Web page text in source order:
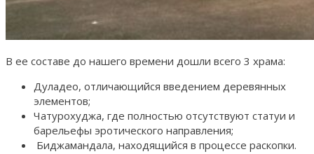
В ее составе до нашего времени дошли всего 3 храма:
Дуладео, отличающийся введением деревянных
элементов;
Чатурохуджа, где полностью отсутствуют статуи и
барельефы эротического направления;
Биджамандала, находящийся в процессе раскопки.